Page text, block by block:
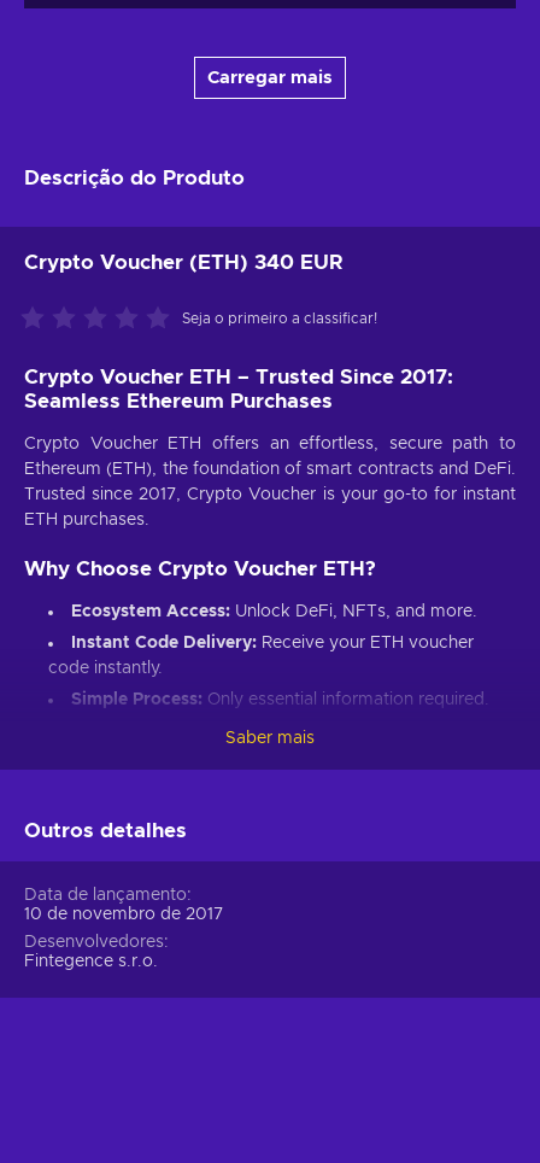
Carregar mais
Descrição do Produto
Crypto Voucher (ETH) 340 EUR
Seja o primeiro a classificar!
Crypto Voucher ETH – Trusted Since 2017:
Seamless Ethereum Purchases
Crypto Voucher ETH offers an effortless, secure path to
Ethereum (ETH), the foundation of smart contracts and DeFi.
Trusted since 2017, Crypto Voucher is your go-to for instant
ETH purchases.
Why Choose Crypto Voucher ETH?
Ecosystem Access: Unlock DeFi, NFTs, and more.
Instant Code Delivery: Receive your ETH voucher
code instantly.
Simple Process: Only essential information required.
Introduce loved ones to Ethereum’s world.
Set up an Ethereum-compatible wallet.
Input your ETH voucher code.
Provide your email for confirmation.
Choose Ethereum (ETH).
Saber mais
Outros detalhes
Data de lançamento
10 de novembro de 2017
Desenvolvedores
Fintegence s.r.o.